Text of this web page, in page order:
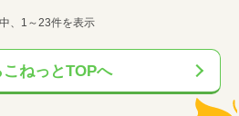
、1～23件を表示
こねっとTOPへ